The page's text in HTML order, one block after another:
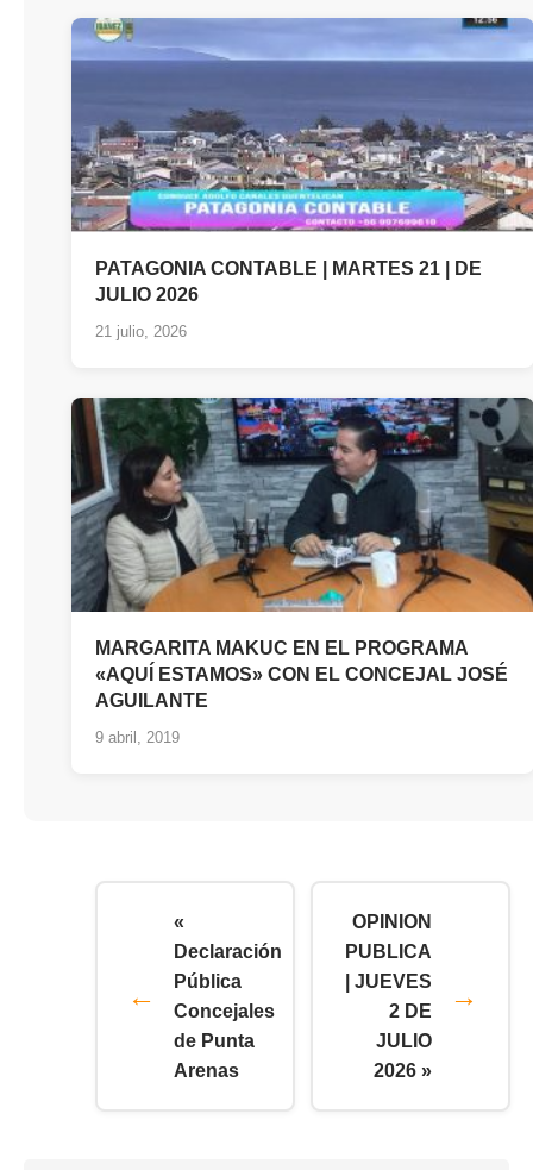
PATAGONIA CONTABLE | MARTES 21 | DE
JULIO 2026
21 julio, 2026
MARGARITA MAKUC EN EL PROGRAMA
«AQUÍ ESTAMOS» CON EL CONCEJAL JOSÉ
AGUILANTE
9 abril, 2019
«
Declaración
Pública
Concejales
de Punta
Arenas
OPINION
PUBLICA
| JUEVES
2 DE
JULIO
2026 »